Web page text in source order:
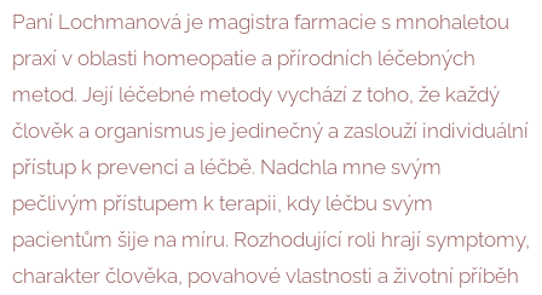
Paní Lochmanová je magistra farmacie s mnohaletou
praxí v oblasti homeopatie a přírodních léčebných
metod. Její léčebné metody vychází z toho, že každý
člověk a organismus je jedinečný a zaslouží individuální
přístup k prevenci a léčbě. Nadchla mne svým
pečlivým přístupem k terapii, kdy léčbu svým
pacientům šije na míru. Rozhodující roli hrají symptomy,
charakter člověka, povahové vlastnosti a životní příběh